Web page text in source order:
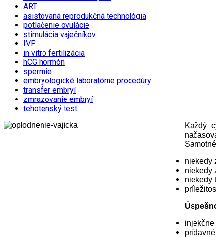
ART
asistovaná reprodukčná technológia
potlačenie ovulácie
stimulácia vaječníkov
IVF
in vitro fertilizácia
hCG hormón
spermie
embryologické laboratórne procedúry
transfer embryí
zmrazovanie embryí
tehotenský test
Každý
niekedy
niekedy
niekedy
injekčne